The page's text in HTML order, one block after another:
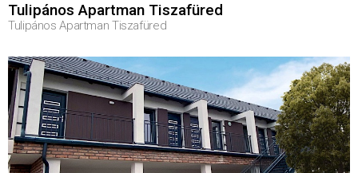
Tulipános Apartman Tiszafüred
Tulipános Apartman Tiszafüred